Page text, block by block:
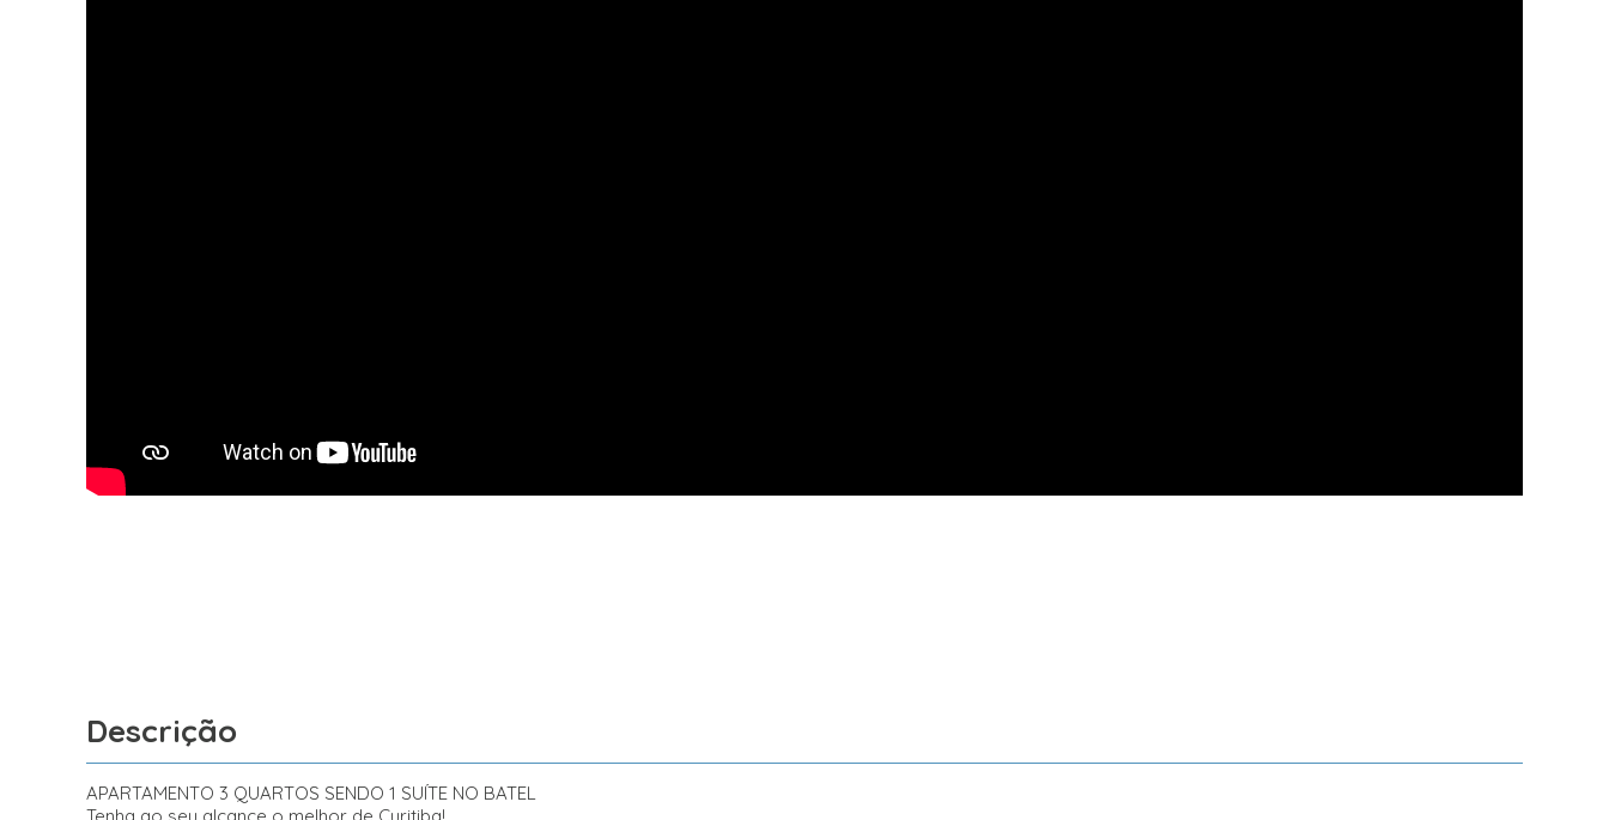
Descrição
APARTAMENTO 3 QUARTOS SENDO 1 SUÍTE NO BATEL